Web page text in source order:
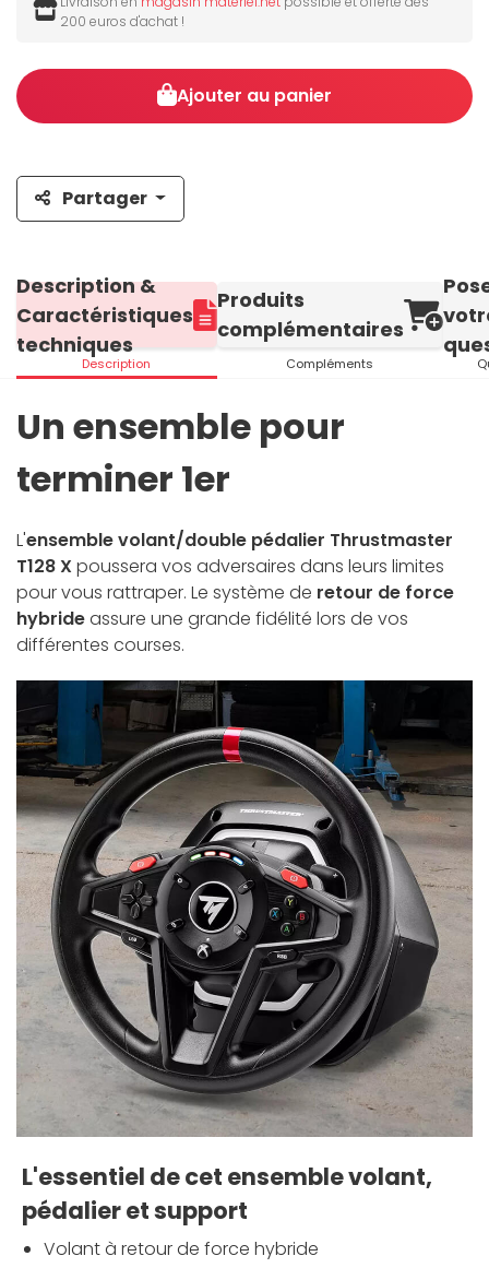
200 euros d'achat !
Ajouter au panier
Partager
Description &
Caractéristiques
techniques
Description
Produits
complémentaires
Compléments
Un ensemble pour
terminer 1er
L'ensemble volant/double pédalier Thrustmaster
T128 X poussera vos adversaires dans leurs limites
pour vous rattraper. Le système de retour de force
hybrideassure une grande fidélité lors de vos
différentes courses.
L'essentiel de cet ensemble volant,
pédalier et support
Volant à retour de force hybride